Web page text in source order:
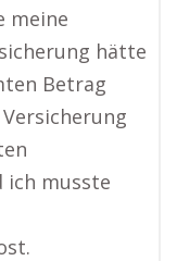
meine
hätte
Betrag
ich musste